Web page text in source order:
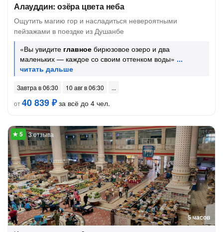
Алауддин: озёра цвета неба
Ощутить магию гор и насладиться невероятными
пейзажами в поездке из Душанбе
«Вы увидите главное бирюзовое озеро и два
маленьких — каждое со своим оттенком воды»
Завтра в 06:30
10 авг в 06:30
от40 839 ₽за всё до 4 чел.
5 часов
3 отзыва